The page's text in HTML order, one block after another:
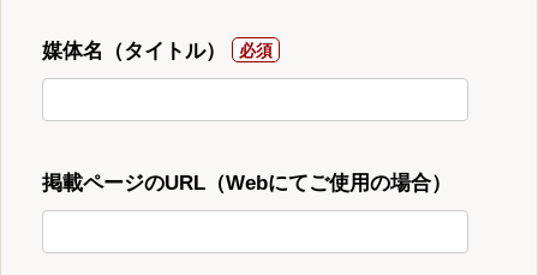
媒体名（タイトル）
掲載ページのURL（Webにてご使用の場合）